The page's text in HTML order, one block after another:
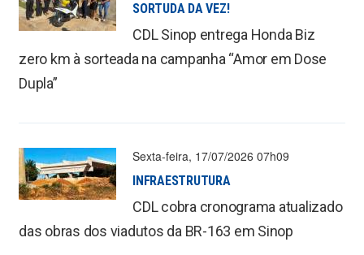
SORTUDA DA VEZ!
CDL Sinop entrega Honda Biz
zero km à sorteada na campanha “Amor em Dose
Dupla”
Sexta-feira, 17/07/2026 07h09
INFRAESTRUTURA
CDL cobra cronograma atualizado
das obras dos viadutos da BR-163 em Sinop